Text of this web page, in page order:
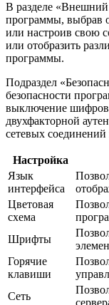
В разделе
программы, выбрав
или настроив свою
или отобразить
программы.
Подраздел
безопасности
выключение
двухфакторной
сетевых
Настройка
Язык
интерфейса
Цветовая
схема
Шрифты
Горячие
клавиши
Сеть